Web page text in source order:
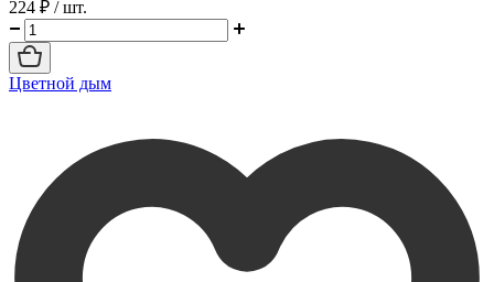
224 ₽ / шт.
Цветной дым